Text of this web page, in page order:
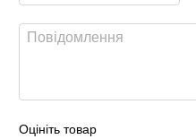
Оцініть товар